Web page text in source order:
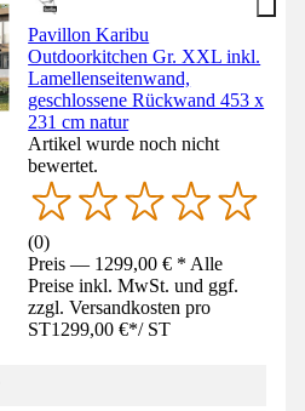
Pavillon Karibu
Outdoorkitchen Gr. XXL inkl.
Lamellenseitenwand,
geschlossene Rückwand 453 x
231 cm natur
Artikel wurde noch nicht
bewertet.
(0)
Preis — 1299,00 € * Alle
Preise inkl. MwSt. und ggf.
zzgl. Versandkosten pro
ST1299,00 €*/ ST